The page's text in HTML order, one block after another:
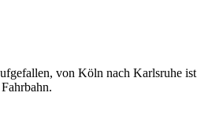
von Köln nach Karlsruhe ist